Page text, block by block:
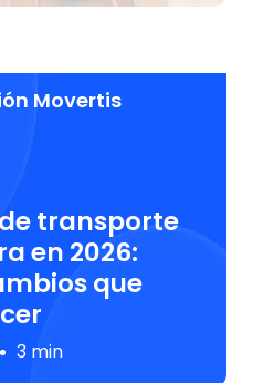
Movertis
transporte
en 2026:
que
3 min